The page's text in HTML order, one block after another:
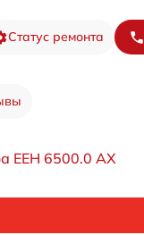
Статус ремонта
EEH 6500.0 AX